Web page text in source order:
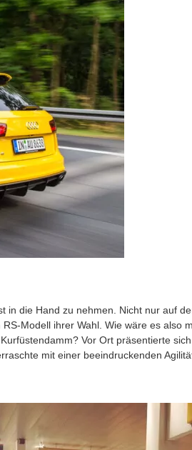
in die Hand zu nehmen. Nicht nur auf
Modell ihrer Wahl. Wie wäre es also
Vor Ort präsentierte sich
mit einer beeindruckenden